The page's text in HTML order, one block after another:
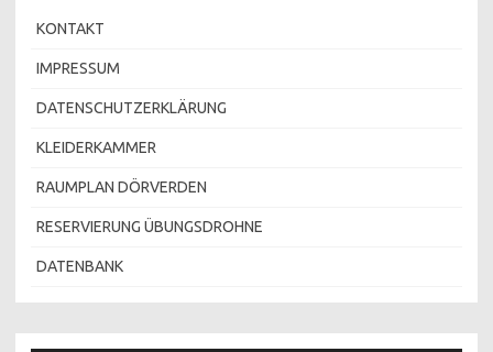
KONTAKT
IMPRESSUM
DATENSCHUTZERKLÄRUNG
KLEIDERKAMMER
RAUMPLAN DÖRVERDEN
RESERVIERUNG ÜBUNGSDROHNE
DATENBANK